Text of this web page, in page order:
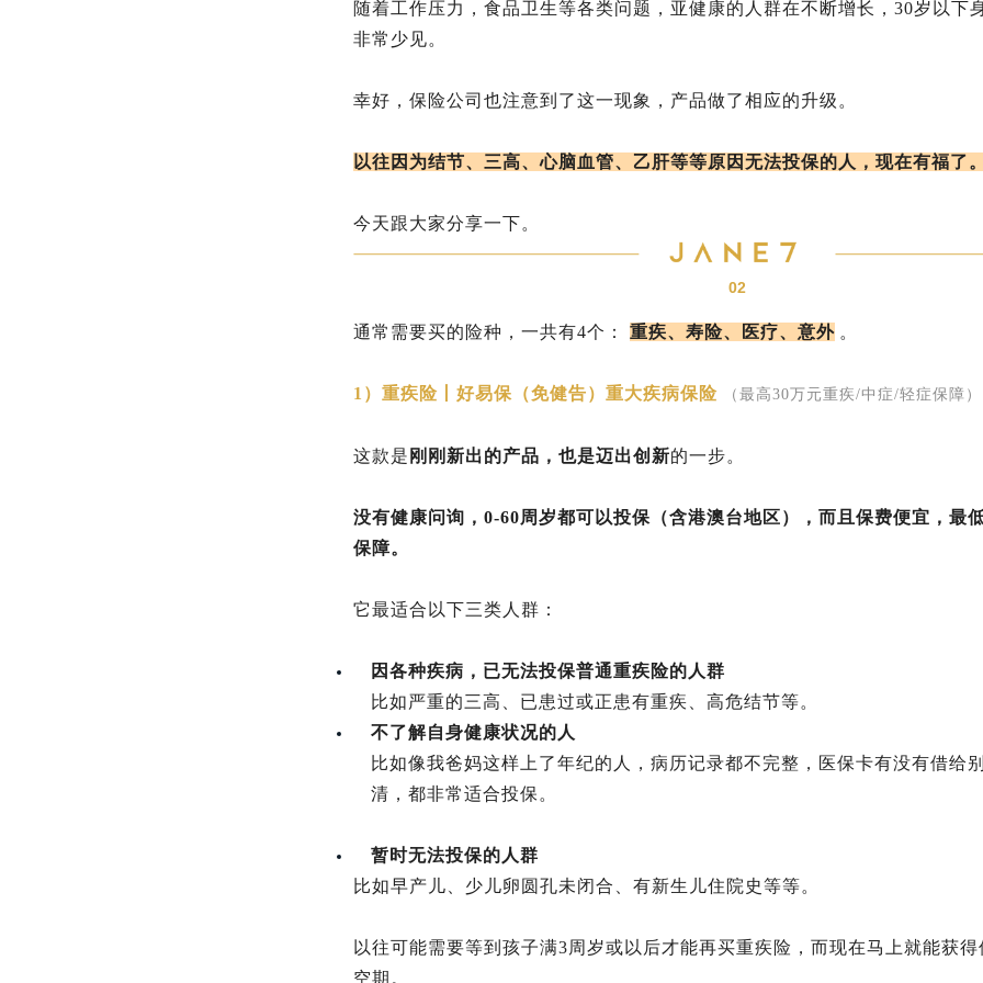
随着工作压力，食品卫生等各类问题，亚健康的人群在不断增长，30岁以下
非常少见。
幸好，保险公司也注意到了这一现象，产品做了相应的升级。
以往因为结节、三高、心脑血管、乙肝等等原因无法投保的人，现在有福了。
今天跟大家分享一下。
02
通常需要买的险种，一共有4个： 重疾、寿险、医疗、意外 。
1）重疾险丨好易保（免健告）重大疾病保险 （最高30万元重疾/中症/轻症保障）
这款是 刚刚新出的产品，也是迈出创新的一步。
没有健康问询，0-60周岁都可以投保（含港澳台地区），而且保费便宜，最
保障。
它最适合以下三类人群：
因各种疾病，已无法投保普通重疾险的人群
比如严重的三高、已患过或正患有重疾、高危结节等。
不了解自身健康状况的人
比如像我爸妈这样上了年纪的人，病历记录都不完整，医保卡有没有借给
清，都非常适合投保。
暂时无法投保的人群
比如早产儿、少儿卵圆孔未闭合、有新生儿住院史等等。
以往可能需要等到孩子满3周岁或以后才能再买重疾险，而现在马上就能获
空期。